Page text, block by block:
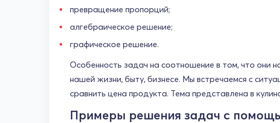
превращение пропорций;
алгебраическое решение;
графическое решение.
Особенность задач на соотношение в том, что они
нашей жизни, быту, бизнесе. Мы встречаемся с
сравнить цена продукта. Тема представлена в
Примеры решения задач с